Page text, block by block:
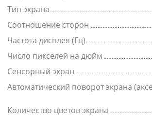
Тип экрана
Соотношение сторон
Частота дисплея (Гц)
Число пикселей на дюйм
Сенсорный экран
Автоматический поворот экрана
Количество цветов экрана